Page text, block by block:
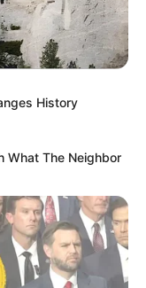
History
What The Neighbor